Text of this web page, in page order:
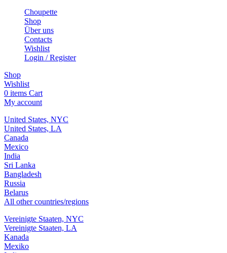
Choupette
Shop
Über uns
Contacts
Wishlist
Login / Register
Shop
Wishlist
0 items Cart
My account
United States, NYC
United States, LA
Canada
Mexico
India
Sri Lanka
Bangladesh
Russia
Belarus
All other countries/regions
Vereinigte Staaten, NYC
Vereinigte Staaten, LA
Kanada
Mexiko